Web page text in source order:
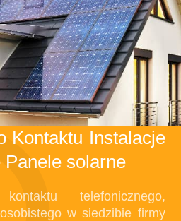
Kontaktu Instalacje
solarne
telefonicznego,
w siedzibie firmy